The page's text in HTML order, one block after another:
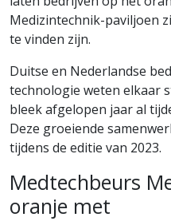
Medizintechnik-paviljoen
te vinden zijn.
Duitse en Nederlandse
technologie weten elkaar
bleek afgelopen jaar al
Deze groeiende
tijdens de editie van 2023.
Medtechbeurs
oranje met